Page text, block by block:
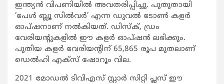
ഇന്ത്യന്‍ വിപണിയില്‍ അവതരിപ്പിച്ചു. പുതുതായി
‘പേള്‍ ബ്ലൂ സില്‍വര്‍’ എന്ന ഡുവല്‍ ടോണ്‍ കളര്‍
ഓപ്ഷനാണ് നല്‍കിയത്. ഡിസ്‌ക്, ഡ്രം
വേരിയന്റുകളില്‍ ഈ കളര്‍ ഓപ്ഷന്‍ ലഭിക്കും.
പുതിയ കളര്‍ വേരിയന്റിന് 65,865 രൂപ മുതലാണ്
ഡെല്‍ഹി എക്‌സ് ഷോറൂം വില.
2021 മോഡല്‍ ടിവിഎസ് സ്റ്റാര്‍ സിറ്റി പ്ലസ് ഈ